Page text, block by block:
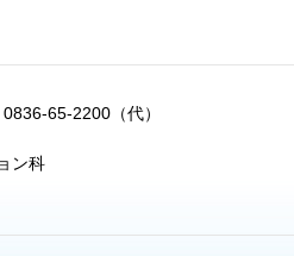
0836-65-2200（代）
ン科